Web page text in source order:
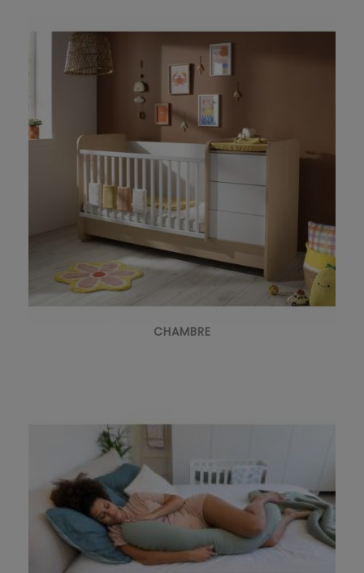
CHAMBRE